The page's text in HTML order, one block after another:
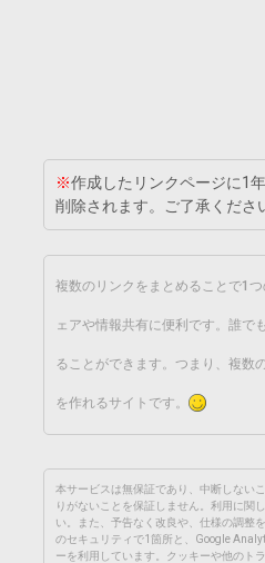
※作成したリンクページに1
削除されます。ご了承くださ
複数のリンクをまとめることで1
ェアや情報共有に便利です。誰で
ることができます。つまり、複数
を作れるサイトです。
本サービスは無保証であり、中断しない
りがないことを保証しません。利用に関
い。また、予告なく改良や、仕様の調整
のセキュリティで1箇所と、Google
ーを利用しています。クッキーや他のト